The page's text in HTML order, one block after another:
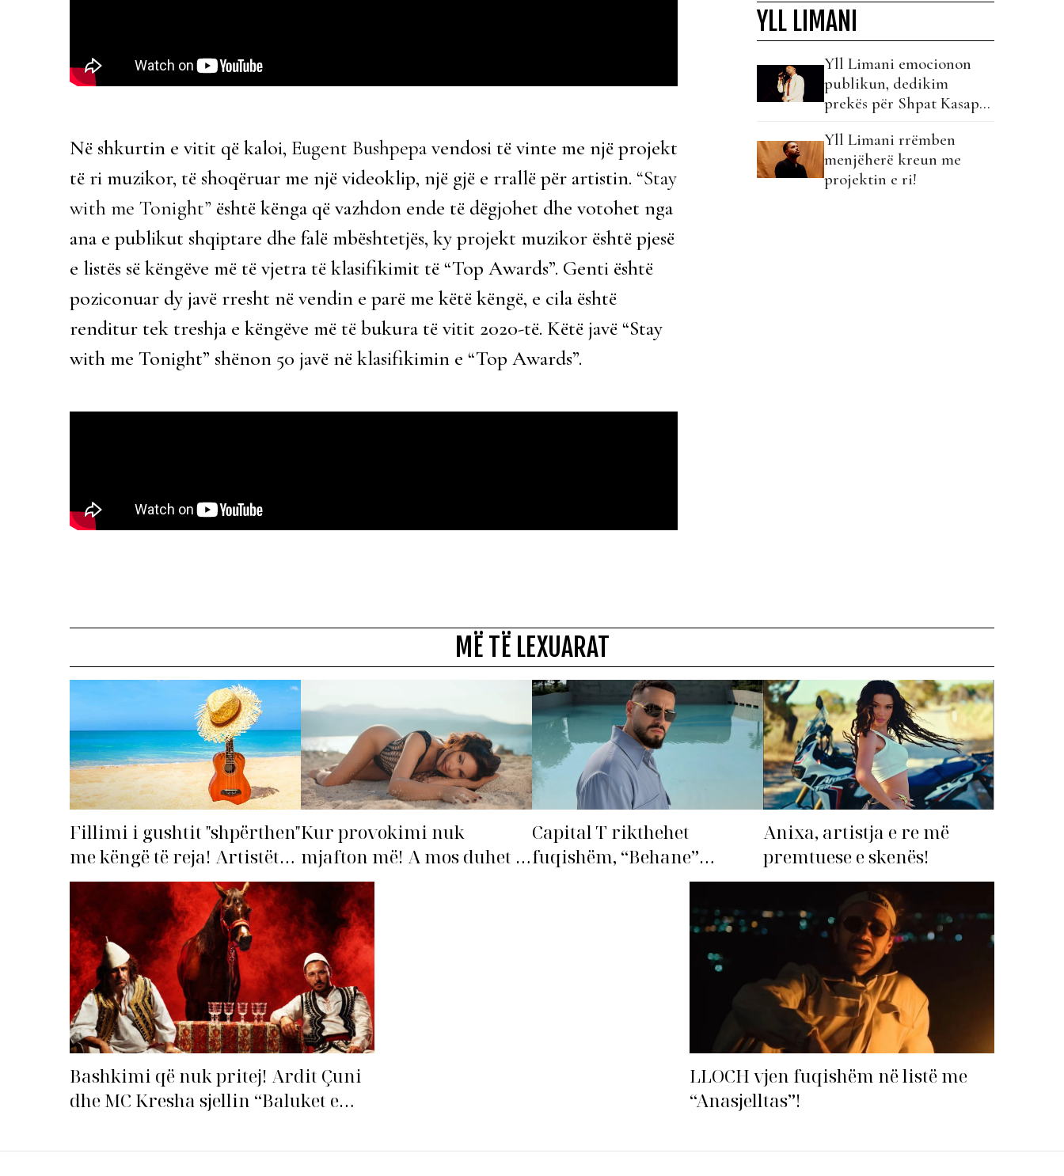
Në shkurtin e vitit që kaloi, Eugent Bushpepavendosi të vinte me një projekt
të ri muzikor, të shoqëruar me një videoklip, një gjë e rrallë për artistin. “Stay
with me Tonight” është kënga që vazhdon ende të dëgjohet dhe votohet nga
ana e publikut shqiptare dhe falë mbështetjës, ky projekt muzikor është pjesë
e listës së këngëve më të vjetra të klasifikimit të “Top Awards”. Genti është
poziconuar dy javë rresht në vendin e parë me këtë këngë, e cila është
renditur tek treshja e këngëve më të bukura të vitit 2020-të. Këtë javë “Stay
with me Tonight” shënon 50 javë në klasifikimin e “Top Awards”.
YLL LIMANI
Yll Limani emocionon
publikun, dedikim
prekës për Shpat Kasapin
Shkup!
Yll Limani rrëmben
menjëherë kreun me
projektin e ri!
MË TË LEXUARAT
Fillimi i gushtit "shpërthen"
me këngë të reja! Artistët
shqiptarë hapin garën për
hitin e verës!
Kur provokimi nuk
mjafton më! A mos duhet të
‘dorëzohet’ Bleona?
Capital T rikthehet
fuqishëm, “Behane”
premton të bëhet fiksimi i
Anixa, artistja e re më
premtuese e skenës!
Bashkimi që nuk pritej! Ardit Çuni
dhe MC Kresha sjellin “Baluket e
LLOCH vjen fuqishëm në listë me
“Anasjelltas”!